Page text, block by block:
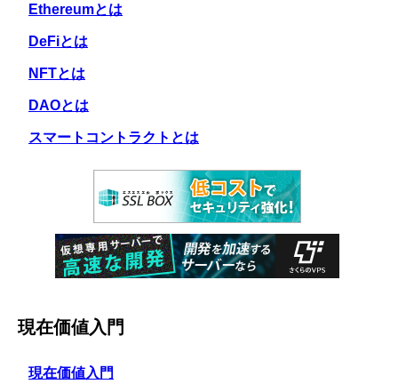
Ethereumとは
DeFiとは
NFTとは
DAOとは
スマートコントラクトとは
現在価値入門
現在価値入門